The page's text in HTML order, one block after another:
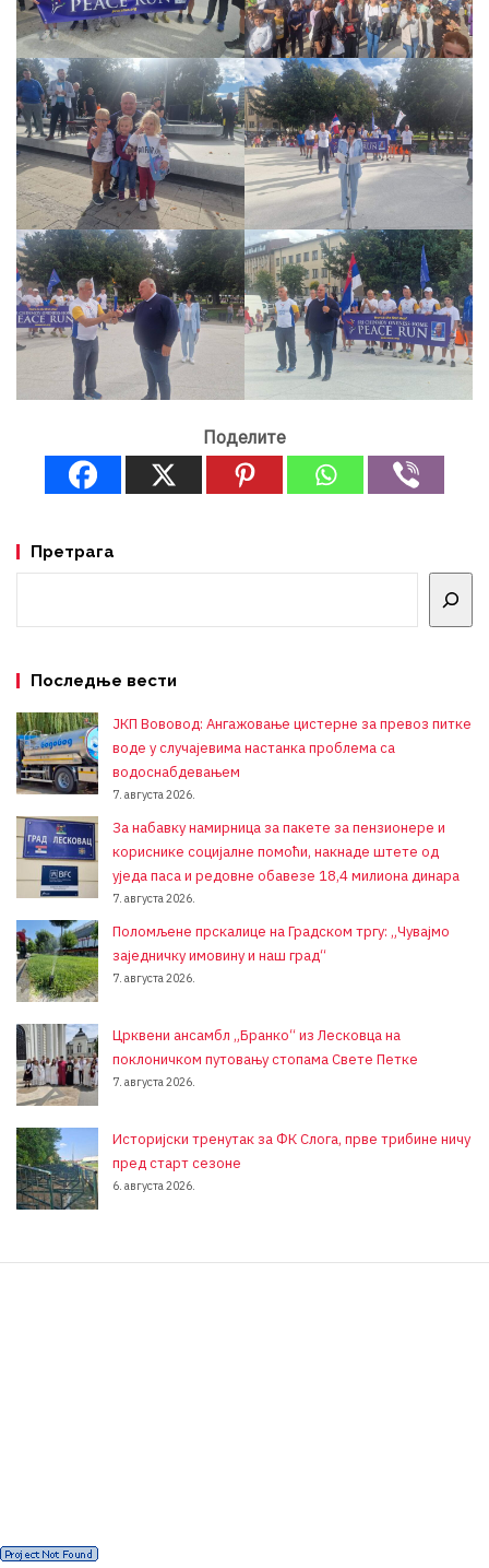
Поделите
Претрага
Последње вести
ЈКП Вововод: Ангажовање цистерне за превоз питке
воде у случајевима настанка проблема са
водоснабдевањем
7. августа 2026.
За набавку намирница за пакете за пензионере и
кориснике социјалне помоћи, накнаде штете од
уједа паса и редовне обавезе 18,4 милиона динара
7. августа 2026.
Поломљене прскалице на Градском тргу: „Чувајмо
заједничку имовину и наш град“
7. августа 2026.
Црквени ансамбл „Бранко“ из Лесковца на
поклоничком путовању стопама Свете Петке
7. августа 2026.
Историјски тренутак за ФК Слога, прве трибине ничу
пред старт сезоне
6. августа 2026.